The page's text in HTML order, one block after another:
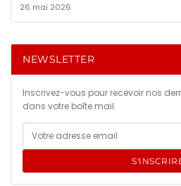
26 mai 2026
NEWSLETTER
Inscrivez-vous pour recevoir nos
dans votre boîte mail.